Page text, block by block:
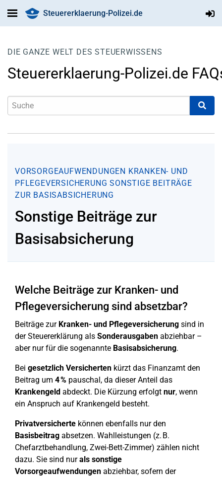
Steuererklaerung-Polizei.de
DIE GANZE WELT DES STEUERWISSENS
Steuererklaerung-Polizei.de
VORSORGEAUFWENDUNGEN KRANKEN- UND
PFLEGEVERSICHERUNG SONSTIGE BEITRÄGE
ZUR BASISABSICHERUNG
Sonstige Beiträge zur
Basisabsicherung
Welche Beiträge zur Kranken- und
Pflegeversicherung sind absetzbar?
Beiträge zur Kranken- und Pflegeversicherung sind in
der Steuererklärung als Sonderausgaben abziehbar –
aber nur für die sogenannte Basisabsicherung.
Bei gesetzlich Versicherten kürzt das Finanzamt den
Beitrag um 4 % pauschal, da dieser Anteil das
Krankengeld abdeckt. Die Kürzung erfolgt nur, wenn
ein Anspruch auf Krankengeld besteht.
Privatversicherte können ebenfalls nur den
Basisbeitrag absetzen. Wahlleistungen (z. B.
Chefarztbehandlung, Zwei-Bett-Zimmer) zählen nicht
dazu. Sie sind nurals sonstige
Vorsorgeaufwendungen abziehbar, sofern der